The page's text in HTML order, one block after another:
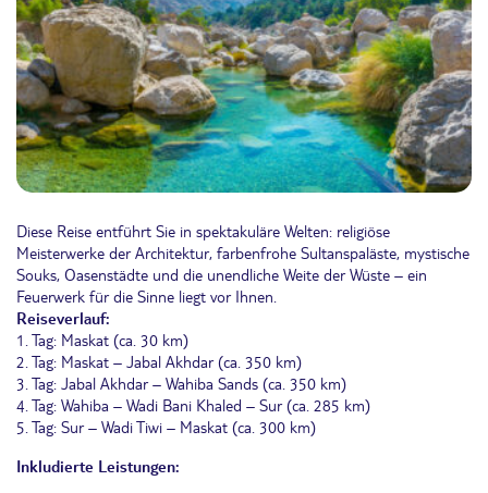
Diese Reise entführt Sie in spektakuläre Welten: religiöse
Meisterwerke der Architektur, farbenfrohe Sultanspaläste, mystische
Souks, Oasenstädte und die unendliche Weite der Wüste – ein
Feuerwerk für die Sinne liegt vor Ihnen.
Reiseverlauf:
1. Tag: Maskat (ca. 30 km)
2. Tag: Maskat – Jabal Akhdar (ca. 350 km)
3. Tag: Jabal Akhdar – Wahiba Sands (ca. 350 km)
4. Tag: Wahiba – Wadi Bani Khaled – Sur (ca. 285 km)
5. Tag: Sur – Wadi Tiwi – Maskat (ca. 300 km)
Inkludierte Leistungen: